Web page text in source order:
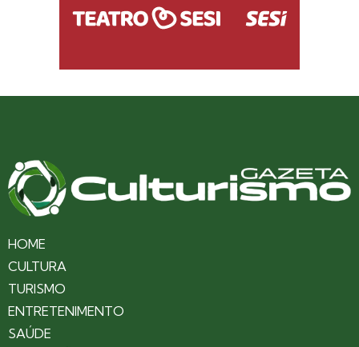
HOME
CULTURA
TURISMO
ENTRETENIMENTO
SAÚDE